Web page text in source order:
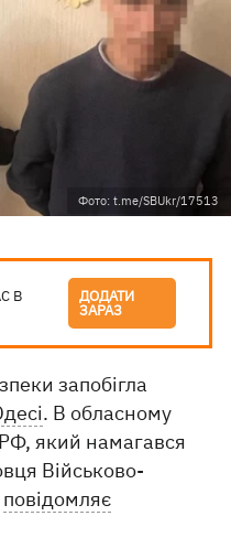
Фото: t.me/SBUkr/17513
В ДОДАТИ
ЗАРАЗ
запобігла
. В обласному
який намагався
Військово-
повідомляє